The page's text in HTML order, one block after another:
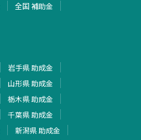
全国 補助金
岩手県 助成金
山形県 助成金
栃木県 助成金
千葉県 助成金
新潟県 助成金